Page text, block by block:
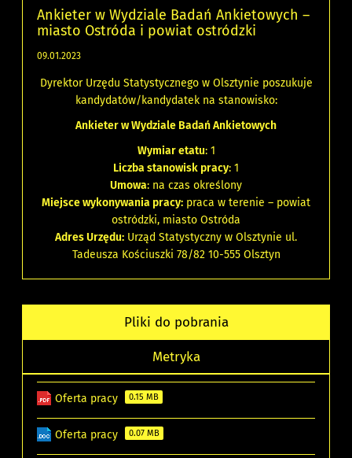
Ankieter w Wydziale Badań Ankietowych –
miasto Ostróda i powiat ostródzki
09.01.2023
Dyrektor Urzędu Statystycznego w Olsztynie poszukuje
kandydatów/kandydatek na stanowisko:
Ankieter w Wydziale Badań Ankietowych
Wymiar etatu: 1
Liczba stanowisk pracy: 1
Umowa: na czas określony
Miejsce wykonywania pracy: praca w terenie – powiat
ostródzki, miasto Ostróda
Adres Urzędu: Urząd Statystyczny w Olsztynie ul.
Tadeusza Kościuszki 78/82 10-555 Olsztyn
Pliki do pobrania
Metryka
Oferta pracy 0.15 MB
Oferta pracy 0.07 MB